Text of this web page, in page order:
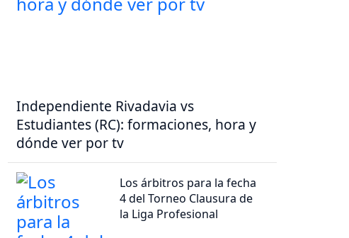
Independiente Rivadavia vs
Estudiantes (RC): formaciones, hora y
dónde ver por tv
Los árbitros para la fecha
4 del Torneo Clausura de
la Liga Profesional